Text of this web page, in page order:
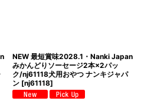
NEW 最短賞味2029.6・わんぽうやく
犬用 パクパクサプリ 和漢素材 20g
wan07677食欲がない 食べムラ アレ
ルギーケア赤尾漢方薬局